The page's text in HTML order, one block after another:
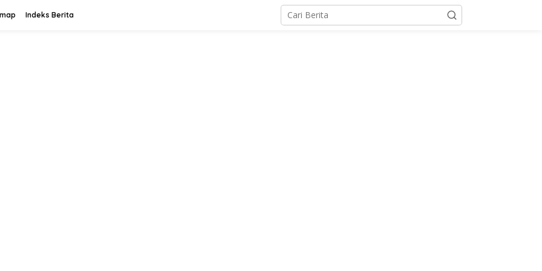
Indeks Berita